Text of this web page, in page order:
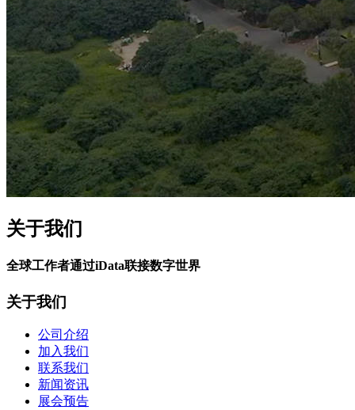
关于我们
全球工作者通过iData联接数字世界
关于我们
公司介绍
加入我们
联系我们
新闻资讯
展会预告